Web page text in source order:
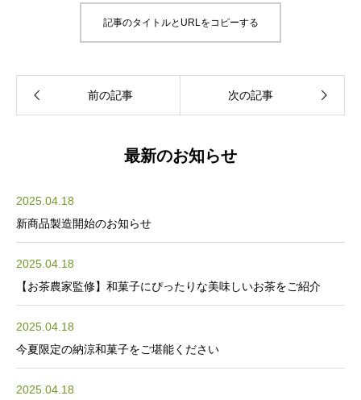
記事のタイトルとURLをコピーする
最新のお知らせ
2025.04.18
新商品製造開始のお知らせ
2025.04.18
【お茶農家監修】和菓子にぴったりな美味しいお茶をご紹介
2025.04.18
今夏限定の納涼和菓子をご堪能ください
2025.04.18